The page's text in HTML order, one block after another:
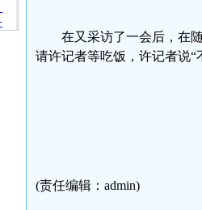
在又采访了一会后，在
请许记者等吃饭，许记者说
(责任编辑：admin)